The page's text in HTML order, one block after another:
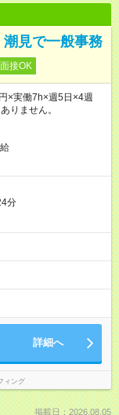
見で一般事務
接OK
×実働7h×週5日×4週
りません。
分
詳細へ
ィング
掲載日：2026.08.05